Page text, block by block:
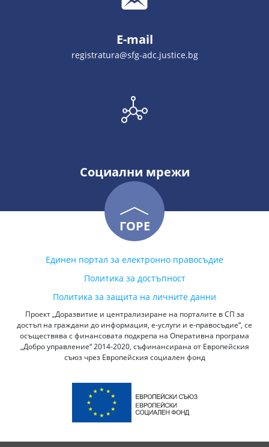
E-mail
registratura@sfg-adc.justice.bg
Социални мрежи
ГОРЕ
Единен портал за електронно правосъдие
Политика за достъпност
Политика за защита на личните данни
Проект „Доразвитие и централизиране на порталите в СП за
достъп на граждани до информация, е-услуги и е-правосъдие“, се
осъществява с финансовата подкрепа на Оперативна програма
„Добро управление“ 2014-2020, съфинансирана от Европейския
съюз чрез Европейския социален фонд